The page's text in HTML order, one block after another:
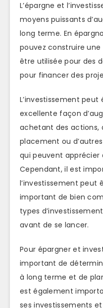
L’épargne et
moyens puissants
long terme. En
pouvez construire
être utilisée pour des
pour financer des
L’investissement
excellente façon
achetant des actions,
placement ou
qui peuvent apprécier
Cependant, il est
l’investissement peut
important de bien
types
avant de se lancer.
Pour épargner et
important de
à long terme et de
est également
ses investissements